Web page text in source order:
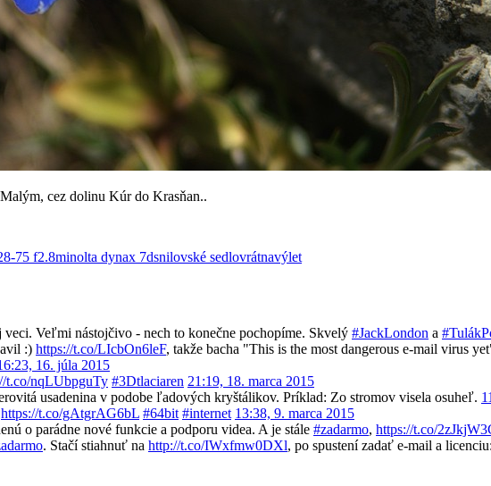
cez dolinu Kúr do Krasňan..
75 f2.8minolta dynax 7dsnilovské sedlovrátnavýlet
Veľmi nástojčivo - nech to konečne pochopíme. Skvelý #JackLondon a
:) https://t.co/LIcbOn6leF, takže bacha "This is the most dangerous e-mail virus
16. júla 2015
t.co/nqLUbpguTy #3Dtlaciaren 21:19, 18. marca 2015
usadenina v podobe ľadových kryštálikov. Príklad: Zo stromov visela osuheľ.
https://t.co/gAtgrAG6bL #64bit #internet 13:38, 9. marca 2015
o parádne nové funkcie a podporu videa. A je stále #zadarmo, https://t.co/
. Stačí stiahnuť na http://t.co/IWxfmw0DXl, po spustení zadať e-mail a